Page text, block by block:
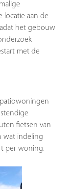
locatie aan de
het gebouw
met de
fietsen van
wat indeling
per woning.